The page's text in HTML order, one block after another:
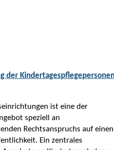
der
ist eine der
speziell an
Rechtsanspruchs auf einen
Ein zentrales